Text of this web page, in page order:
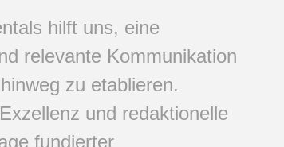
hilft uns, eine
relevante Kommunikation
zu etablieren.
und redaktionelle
fundierter